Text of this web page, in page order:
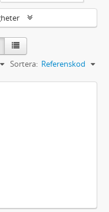
Sortera: Referenskod